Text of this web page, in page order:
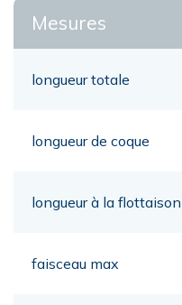
Mesures
longueur totale
longueur de coque
longueur à la flottaison
faisceau max